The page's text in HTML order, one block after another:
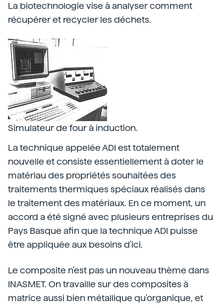
La biotechnologie vise à analyser comment
récupérer et recycler les déchets.
Simulateur de four à induction.
La technique appelée ADI est totalement
nouvelle et consiste essentiellement à doter le
matériau des propriétés souhaitées des
traitements thermiques spéciaux réalisés dans
le traitement des matériaux. En ce moment, un
accord a été signé avec plusieurs entreprises du
Pays Basque afin que la technique ADI puisse
être appliquée aux besoins d'ici.
Le composite n'est pas un nouveau thème dans
INASMET. On travaille sur des composites à
matrice aussi bien métallique qu'organique, et